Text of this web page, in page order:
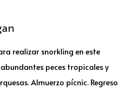
realizar snorkling en este
peces tropicales y
Almuerzo pícnic. Regreso